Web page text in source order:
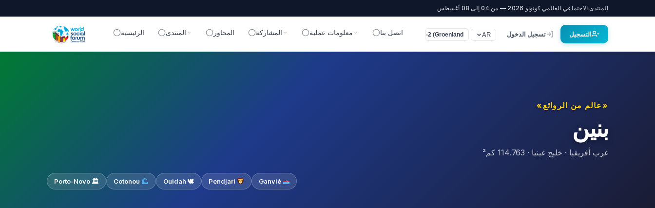
المنتدى الاجتماعي العالمي كوتونو 2026 — من 04 إلى 08 أغسطس
الرئيسية المنتدى المحاور المشاركة معلومات عملية اتصل بنا UTC-2 (Groenland) AR تسجيل الدخول التسجيل
«عالم من الروائع»
بنين
غرب أفريقيا · خليج غينيا · 114.763 كم²
🏛 Porto-Novo 🕊 Ouidah Ganvié